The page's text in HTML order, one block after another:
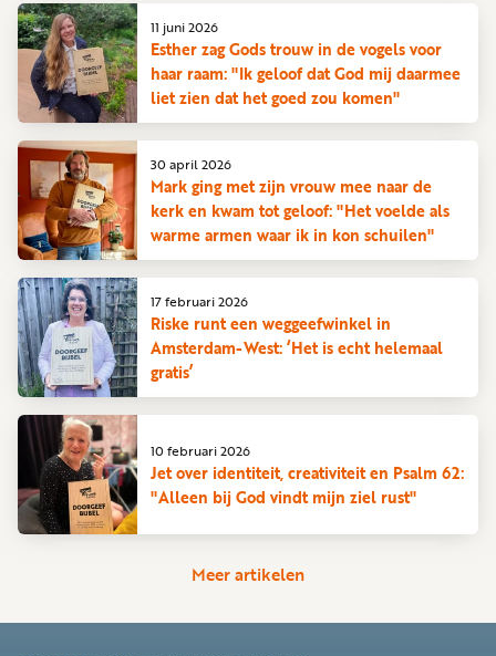
Esther zag Gods trouw in de vogels voor
haar raam: "Ik geloof dat God mij daarmee
liet zien dat het goed zou komen"
11 juni 2026
Mark ging met zijn vrouw mee naar de
kerk en kwam tot geloof: "Het voelde als
warme armen waar ik in kon schuilen"
30 april 2026
Riske runt een weggeefwinkel in
Amsterdam-West: ‘Het is echt helemaal
gratis’
17 februari 2026
Jet over identiteit, creativiteit en Psalm 62:
"Alleen bij God vindt mijn ziel rust"
10 februari 2026
Meer artikelen